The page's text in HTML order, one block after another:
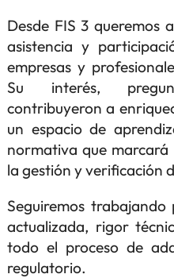
Desde FIS 3 queremos
asistencia y
empresas y
Su interés,
contribuyeron a
un espacio de
normativa que marcará
la gestión y verificación
Seguiremos
actualizada, rigor
todo el proceso de
regulatorio.